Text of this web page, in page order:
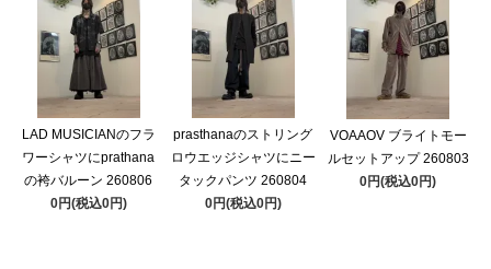
LAD MUSICIANのフラ
ワーシャツにprathana
の袴バルーン 260806
0円(税込0円)
prasthanaのストリング
ロウエッジシャツにニー
タックパンツ 260804
0円(税込0円)
VOAAOV ブライトモー
ルセットアップ 260803
0円(税込0円)